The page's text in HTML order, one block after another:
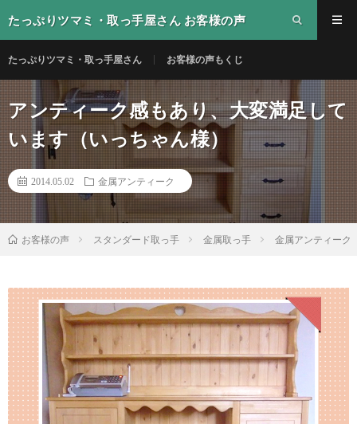
たっぷりツマミ・取っ手屋さん お客様の声
たっぷりツマミ・取っ手屋さん お客様の声もくじ
アンティーク感もあり、大変満足して
います（いっちゃん様）
2014.05.02 金属アンティーク
お客様の声 スタンダード取っ手 金属取っ手 金属アンティーク